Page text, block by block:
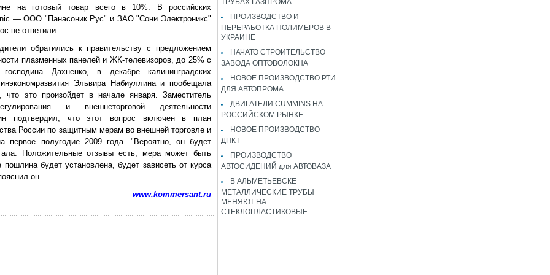
на готовый товар всего в 10%. В российских
— ООО "Панасоник Рус" и ЗАО "Сони Электроникс"
не ответили.
обратились к правительству с предложением
плазменных панелей и ЖК-телевизоров, до 25% с
Дахненко, в декабре калининградских
Эльвира Набиуллина и пообещала
это произойдет в начале января. Заместитель
и внешнеторговой деятельности
подтвердил, что этот вопрос включен в план
России по защитным мерам во внешней торговле и
первое полугодие 2009 года. "Вероятно, он будет
Положительные отзывы есть, мера может быть
будет установлена, будет зависеть от курса
он.
www.kommersant.ru
ПРОИЗВОДСТВО И
ПЕРЕРАБОТКА ПОЛИМЕРОВ В
УКРАИНЕ
НАЧАТО СТРОИТЕЛЬСТВО
ЗАВОДА ОПТОВОЛОКНА
НОВОЕ ПРОИЗВОДСТВО РТИ
ДЛЯ АВТОПРОМА
ДВИГАТЕЛИ CUMMINS НА
РОССИЙСКОМ РЫНКЕ
НОВОЕ ПРОИЗВОДСТВО
ДПКТ
ПРОИЗВОДСТВО
АВТОСИДЕНИЙ для АВТОВАЗА
В АЛЬМЕТЬЕВСКЕ
МЕТАЛЛИЧЕСКИЕ ТРУБЫ
МЕНЯЮТ НА
СТЕКЛОПЛАСТИКОВЫЕ